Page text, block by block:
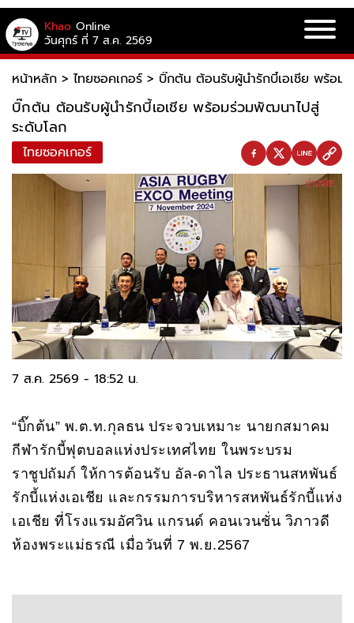
Khao Online
วันศุกร์ ที่ 7 ส.ค. 2569
หน้าหลัก > ไทยซอคเกอร์ > บิ๊กต้น ต้อนรับผู้นำรักบี้เอเชีย พร้อม
บิ๊กต้น ต้อนรับผู้นำรักบี้เอเชีย พร้อมร่วมพัฒนาไปสู่
ระดับโลก
ไทยซอคเกอร์
7 ส.ค. 2569 - 18:52 น.
“บิ๊กต้น” พ.ต.ท.กุลธน ประจวบเหมาะ นายกสมาคม
กีฬารักบี้ฟุตบอลแห่งประเทศไทย ในพระบรม
ราชูปถัมภ์ ให้การต้อนรับ อัล-ดาไล ประธานสหพันธ์
รักบี้แห่งเอเชีย และกรรมการบริหารสหพันธ์รักบี้แห่ง
เอเชีย ที่โรงแรมอัศวิน แกรนด์ คอนเวนชั่น วิภาวดี
ห้องพระแม่ธรณี เมื่อวันที่ 7 พ.ย.2567